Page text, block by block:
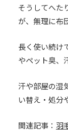
そうしてへた
が、無理に布
長く使い続け
やペット臭、
汗や部屋の湿
い替え・処分
関連記事： 羽